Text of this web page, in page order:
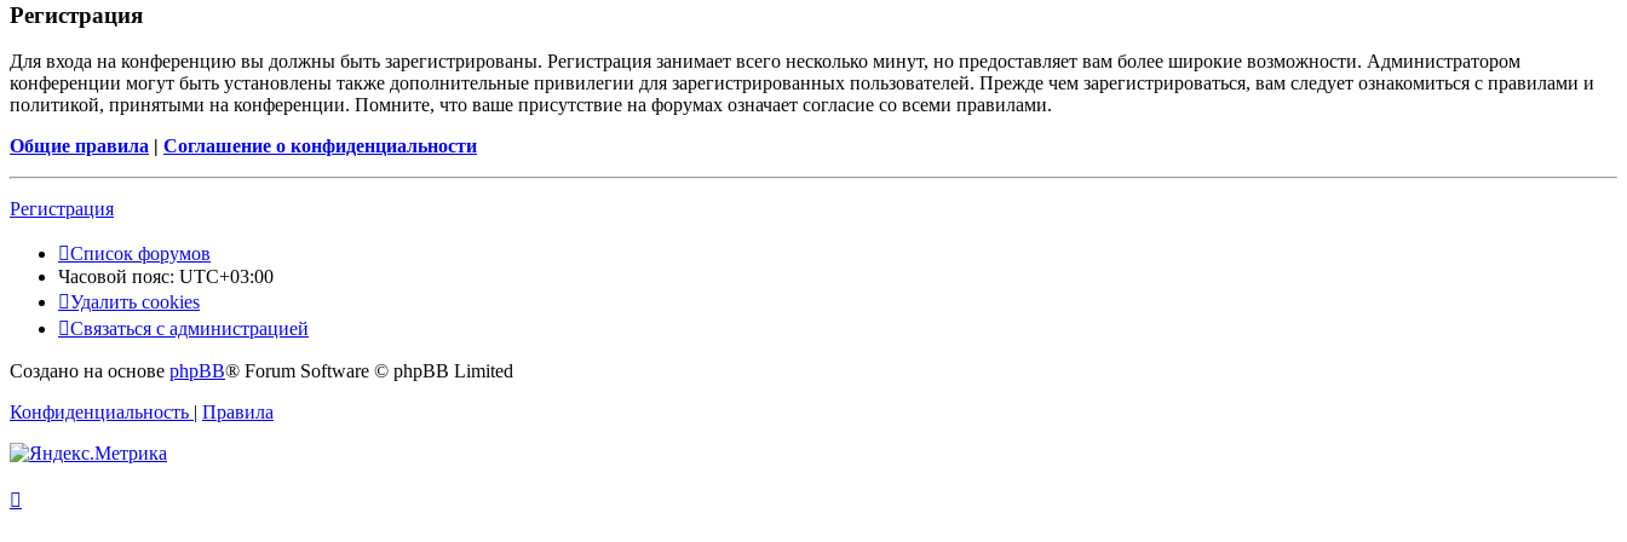
Регистрация
Для входа на конференцию вы должны быть зарегистрированы. Регистрация занимает всего несколько минут, но предоставляет вам более широкие возможности. Администратором
конференции могут быть установлены также дополнительные привилегии для зарегистрированных пользователей. Прежде чем зарегистрироваться, вам следует ознакомиться с правилами и
политикой, принятыми на конференции. Помните, что ваше присутствие на форумах означает согласие со всеми правилами.
Общие правила | Соглашение о конфиденциальности
Регистрация
Список форумов
Часовой пояс: UTC+03:00
Удалить cookies
Связаться с администрацией
Создано на основе phpBB® Forum Software © phpBB Limited
Конфиденциальность | Правила